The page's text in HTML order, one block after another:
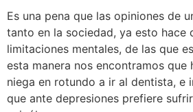
Es una pena que las opiniones de
tanto en la sociedad, ya esto hace
limitaciones mentales, de las que
esta manera nos encontramos que
niega en rotundo a ir al dentista, e
que ante depresiones prefiere